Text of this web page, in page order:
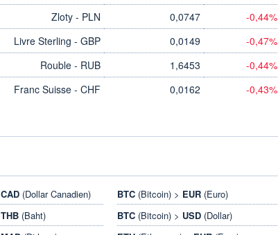
Zloty - PLN 0,0747 -0,44%
Livre Sterling - GBP 0,0149 -0,47%
Rouble - RUB 1,6453 -0,44%
Franc Suisse - CHF 0,0162 -0,43%
CAD(Dollar Canadien)
THB(Baht)
BTC (Bitcoin) > EUR (Euro)
BTC (Bitcoin) > USD (Dollar)